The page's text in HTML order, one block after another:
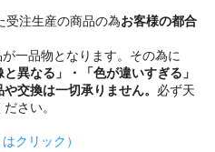
受注生産の商品の為お客様の都合
一品物となります。その為に
異なる」・「色が違いすぎる」
交換は一切承りません。 必ず天
さい。
クリック）